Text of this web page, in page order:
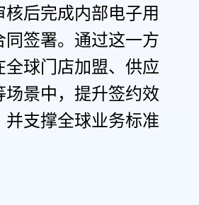
后完成内部电子用
签署。通过这一方
球门店加盟、供应
景中，提升签约效
支撑全球业务标准